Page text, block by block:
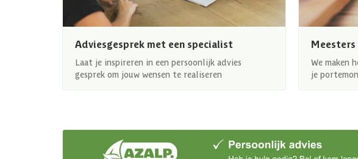
Adviesgesprek met een specialist
Laat je inspireren in een persoonlijk advies
gesprek om jouw wensen te realiseren
We maken
je